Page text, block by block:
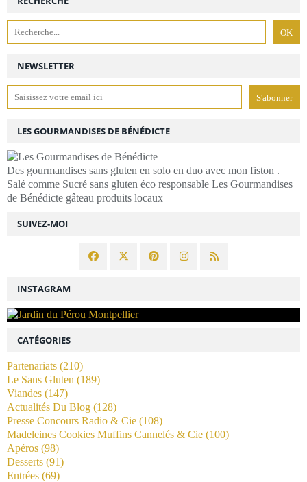
NEWSLETTER
SUIVEZ-MOI
LES GOURMANDISES DE BÉNÉDICTE
Des gourmandises sans gluten en solo en duo avec mon fiston .
Salé comme Sucré sans gluten éco responsable Les Gourmandises
de Bénédicte gâteau produits locaux
INSTAGRAM
CATÉGORIES
Partenariats (210)
Le Sans Gluten (189)
Viandes (147)
Actualités Du Blog (128)
Presse Concours Radio & Cie (108)
Madeleines Cookies Muffins Cannelés & Cie (100)
Apéros (98)
Desserts (91)
Entrées (69)